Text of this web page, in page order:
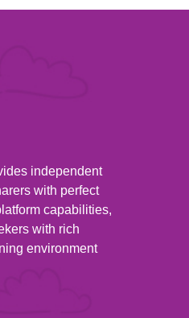
independent
with perfect
capabilities,
with rich
environment